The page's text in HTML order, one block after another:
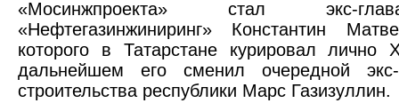
«Мосинжпроекта» стал экс-
«Нефтегазинжиниринг» Константин
которого в Татарстане курировал лично
дальнейшем его сменил очередной экс-
строительства республики Марс Газизуллин.